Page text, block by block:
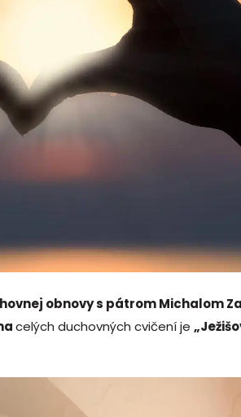
obnovy s pátrom Michalom
celých duchovných cvičení je